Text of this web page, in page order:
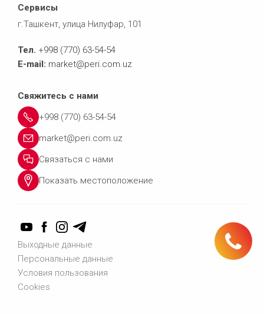
Тел.: +998 (770) 63-54-54
Сервисы
г.Ташкент, улица Нилуфар, 101
Тел. +998 (770) 63-54-54
E-mail: market@peri.com.uz
Свяжитесь с нами
+998 (770) 63-54-54
market@peri.com.uz
Связаться с нами
Показать местоположение
Выходные данные
Персональные данные
Условия пользования
Cookies